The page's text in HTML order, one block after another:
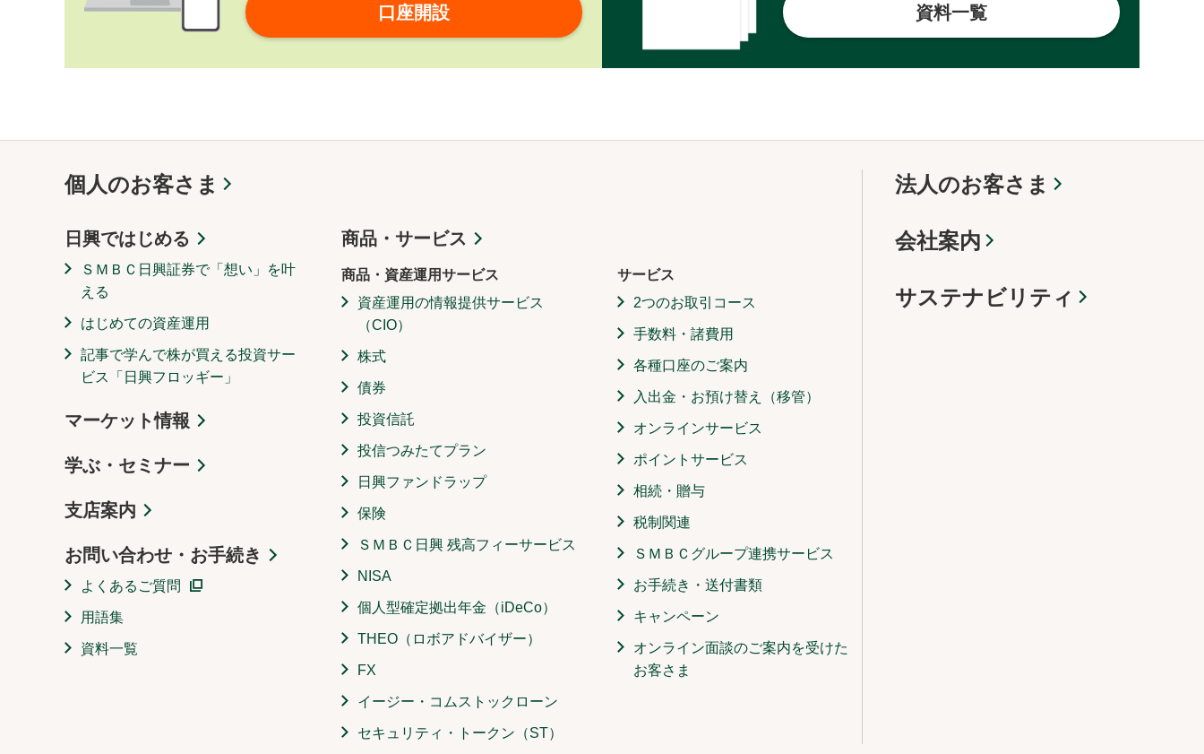
口座開設 資料一覧
個人のお客さま
日興ではじめる
ＳＭＢＣ日興証券で「想い」を叶
える
はじめての資産運用
記事で学んで株が買える投資サー
ビス「日興フロッギー」
マーケット情報
学ぶ・セミナー
支店案内
お問い合わせ・お手続き
よくあるご質問
用語集
資料一覧
商品・サービス
商品・資産運用サービス
資産運用の情報提供サービス
（CIO）
株式
債券
投資信託
投信つみたてプラン
日興ファンドラップ
保険
ＳＭＢＣ日興 残高フィーサービス
NISA
個人型確定拠出年金（iDeCo）
THEO（ロボアドバイザー）
FX
イージー・コムストックローン
セキュリティ・トークン（ST）
サービス
2つのお取引コース
手数料・諸費用
各種口座のご案内
入出金・お預け替え（移管）
オンラインサービス
ポイントサービス
相続・贈与
税制関連
ＳＭＢＣグループ連携サービス
お手続き・送付書類
キャンペーン
オンライン面談のご案内を受けた
お客さま
法人のお客さま
会社案内
サステナビリティ